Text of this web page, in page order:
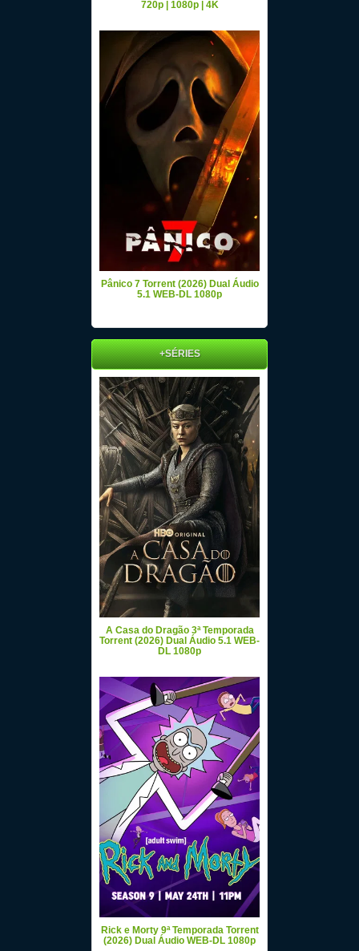
720p | 1080p | 4K
Pânico 7 Torrent (2026) Dual Áudio
5.1 WEB-DL 1080p
+SÉRIES
A Casa do Dragão 3ª Temporada
Torrent (2026) Dual Áudio 5.1 WEB-
DL 1080p
Rick e Morty 9ª Temporada Torrent
(2026) Dual Áudio WEB-DL 1080p